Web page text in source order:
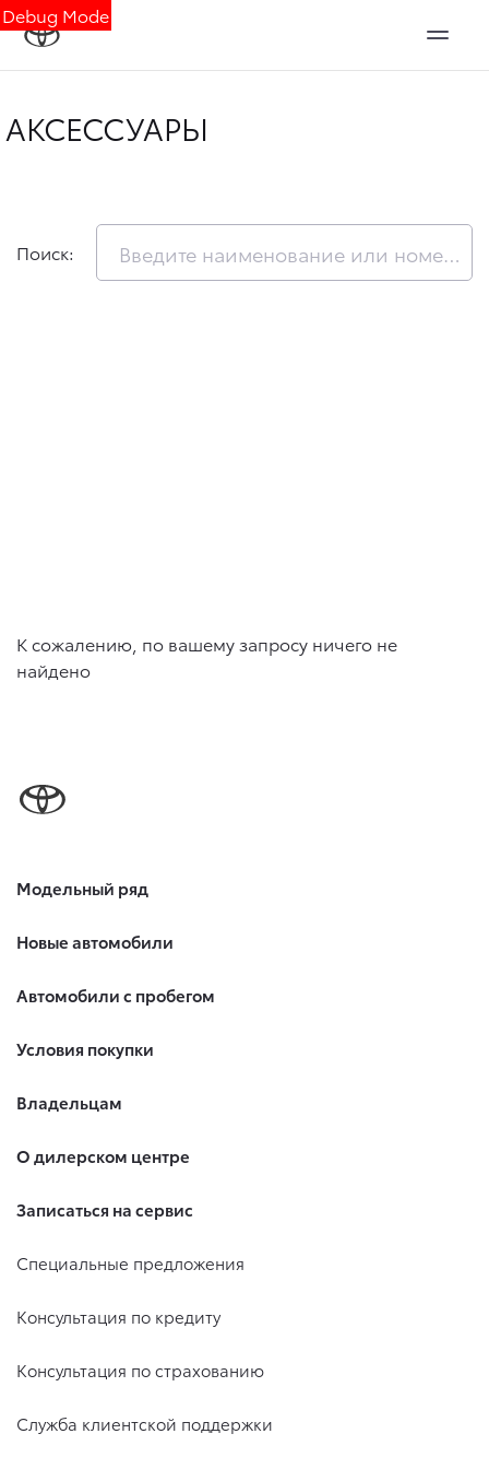
Debug Mode
АКСЕССУАРЫ
Поиск:
К сожалению, по вашему запросу ничего не
найдено
Модельный ряд
Новые автомобили
Автомобили с пробегом
Условия покупки
Владельцам
О дилерском центре
Записаться на сервис
Специальные предложения
Консультация по кредиту
Консультация по страхованию
Служба клиентской поддержки